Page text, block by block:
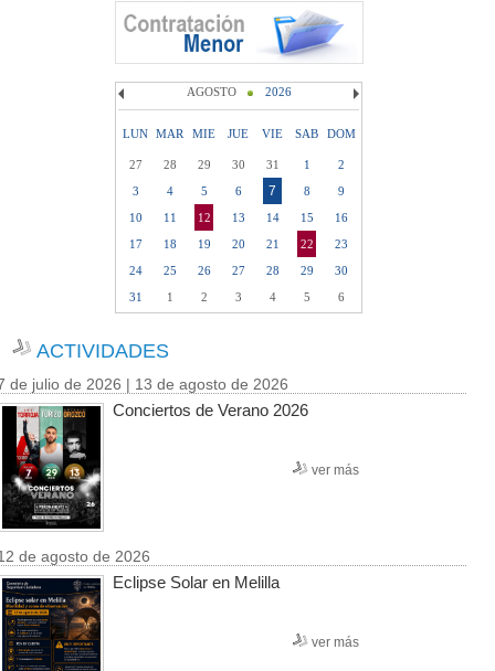
AGOSTO 2026
LUN MAR MIE JUE VIE SAB DOM
27 28 29 30 31 1
2
3
4 5 6 7 8
9
10
11 12 13 14 15
16
17
18 19 20 21 22
23
24
25 26 27 28 29
30
31
1 2 3 4 5 6
ACTIVIDADES
de julio de 2026 | 13 de agosto de 2026
Conciertos de Verano 2026
ver más
de agosto de 2026
Eclipse Solar en Melilla
ver más